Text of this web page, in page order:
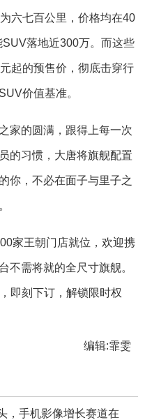
六七百公里，价格均在40
落地近300万。而这些
起的预售价，彻底击穿行
价值基准。
家的圆满，跟得上每一次
的习惯，大唐将旗舰配置
你，不必在面子与里子之
家王朝门店就位，欢迎携
不需将就的全尺寸旗舰。
即刻下订，解锁限时权
编辑:霏雯
，手机影像增长赛道在